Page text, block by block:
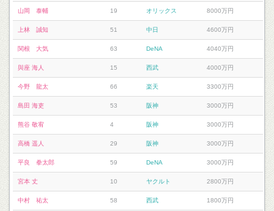
山岡 泰輔 19 オリックス 8000万円
上林 誠知 51 中日 4600万円
関根 大気 63 DeNA 4040万円
與座 海人 15 西武 4000万円
今野 龍太 66 楽天 3300万円
島田 海吏 53 阪神 3000万円
熊谷 敬宥 4 阪神 3000万円
高橋 遥人 29 阪神 3000万円
平良 拳太郎 59 DeNA 3000万円
宮本 丈 10 ヤクルト 2800万円
中村 祐太 58 西武 1800万円